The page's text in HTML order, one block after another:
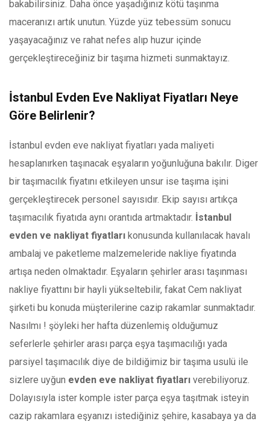
bakabilirsiniz. Daha önce yaşadığınız kötü taşınma
maceranızı artık unutun. Yüzde yüz tebessüm sonucu
yaşayacağınız ve rahat nefes alıp huzur içinde
gerçekleştireceğiniz bir taşıma hizmeti sunmaktayız.
İstanbul Evden Eve Nakliyat Fiyatları Neye
Göre Belirlenir?
İstanbul evden eve nakliyat fiyatları yada maliyeti
hesaplanırken taşınacak eşyaların yoğunluğuna bakılır. Diger
bir taşımacılık fiyatını etkileyen unsur ise taşıma işini
gerçekleştirecek personel sayısıdır. Ekip sayısı artıkça
taşımacılık fiyatıda aynı orantıda artmaktadır. İstanbul
evden ve nakliyat fiyatları konusunda kullanılacak havalı
ambalaj ve paketleme malzemeleride nakliye fiyatında
artışa neden olmaktadır. Eşyaların şehirler arası taşınması
nakliye fiyattını bir hayli yükseltebilir, fakat Cem nakliyat
şirketi bu konuda müşterilerine cazip rakamlar sunmaktadır.
Nasılmı ! şöyleki her hafta düzenlemiş olduğumuz
seferlerle şehirler arası parça eşya taşımacılığı yada
parsiyel taşımacılık diye de bildiğimiz bir taşıma usulü ile
sizlere uyğun evden eve nakliyat fiyatları verebiliyoruz.
Dolayısıyla ister komple ister parça eşya taşıtmak isteyin
cazip rakamlara eşyanızı istediğiniz şehire, kasabaya ya da